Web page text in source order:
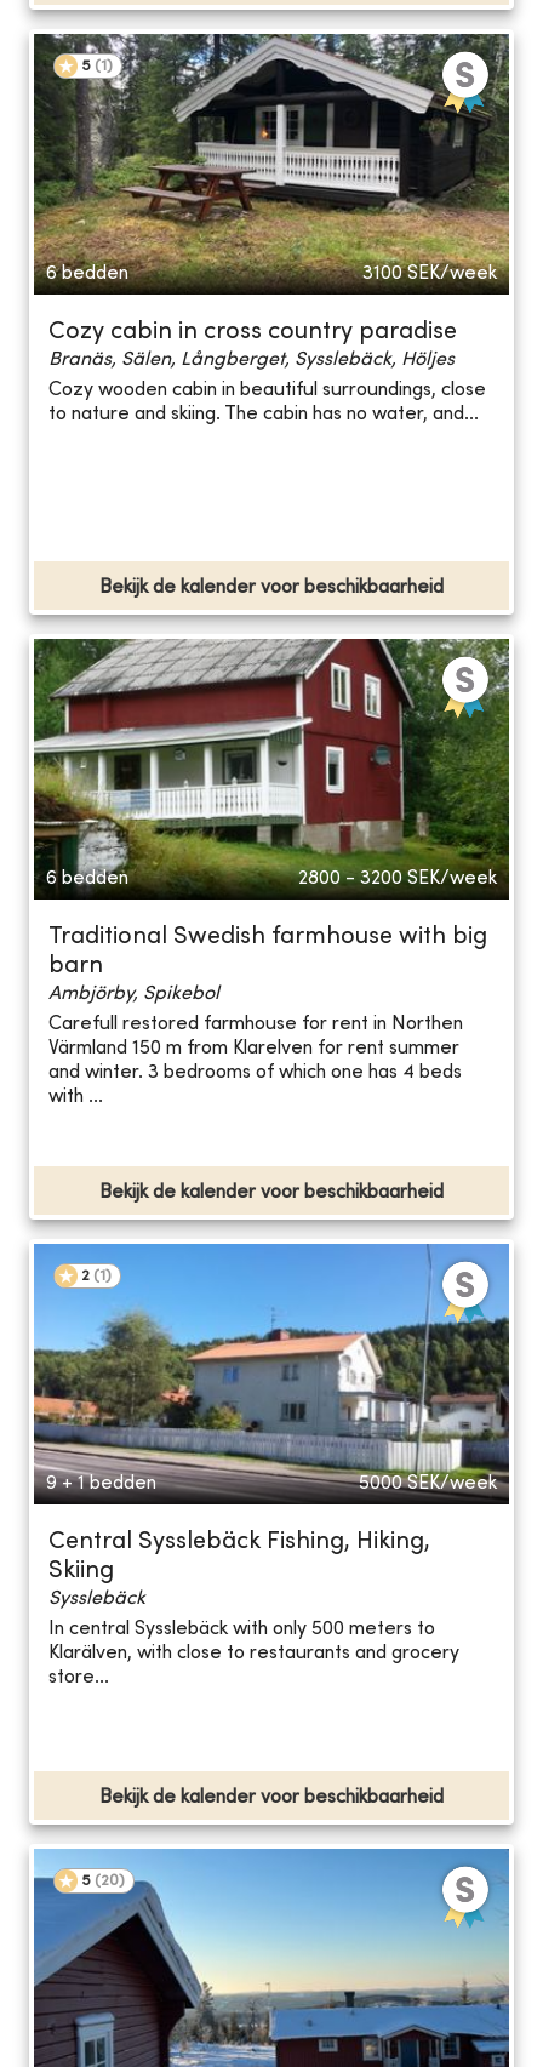
5 (1 )
6 bedden 3100 SEK/week
Cozy cabin in cross country paradise
Branäs, Sälen, Långberget, Sysslebäck, Höljes
Cozy wooden cabin in beautiful surroundings, close
to nature and skiing. The cabin has no water, and...
Bekijk de kalender voor beschikbaarheid
6 bedden 2800 - 3200 SEK/week
Traditional Swedish farmhouse with big
barn
Ambjörby, Spikebol
Carefull restored farmhouse for rent in Northen
Värmland 150 m from Klarelven for rent summer
and winter. 3 bedrooms of which one has 4 beds
with ...
Bekijk de kalender voor beschikbaarheid
2 (1 )
9 + 1 bedden 5000 SEK/week
Central Sysslebäck Fishing, Hiking,
Skiing
Sysslebäck
In central Sysslebäck with only 500 meters to
Klarälven, with close to restaurants and grocery
store...
Bekijk de kalender voor beschikbaarheid
5 (20)